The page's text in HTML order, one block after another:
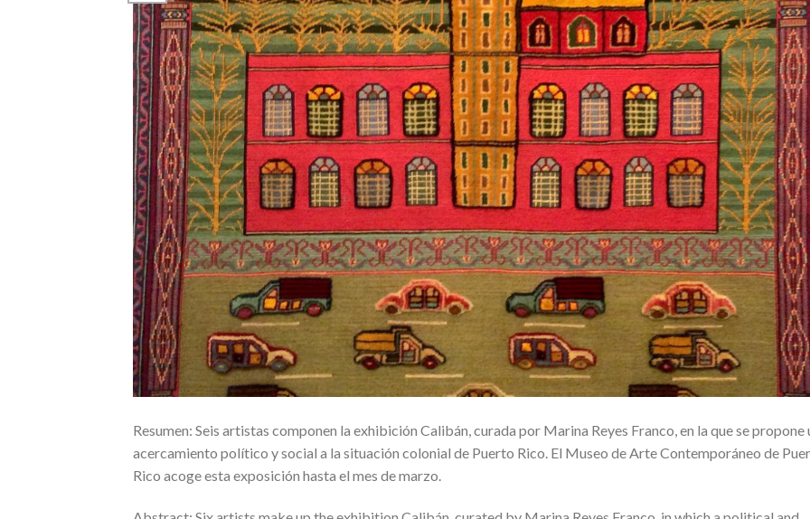
Resumen: Seis artistas componen la exhibición Calibán, curada por Marina Reyes Franco, en la que se propone
acercamiento político y social a la situación colonial de Puerto Rico. El Museo de Arte Contemporáneo de
Rico acoge esta exposición hasta el mes de marzo.